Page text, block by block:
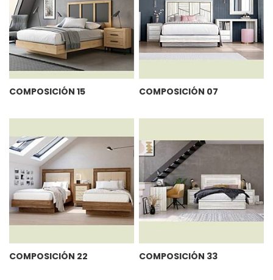
COMPOSICIÓN 15 COMPOSICIÓN 07
COMPOSICIÓN 22 COMPOSICIÓN 33